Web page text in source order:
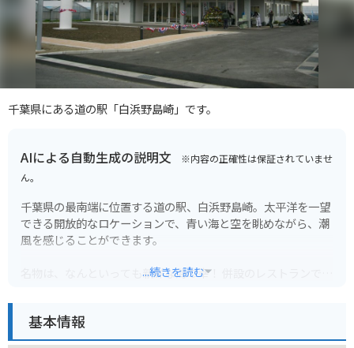
千葉県にある道の駅「白浜野島崎」です。
AIによる自動生成の説明文 ※内容の正確性は保証されていませ
ん。
千葉県の最南端に位置する道の駅、白浜野島崎。太平洋を一望
できる開放的なロケーションで、青い海と空を眺めながら、潮
風を感じることができます。
名物は、なんといっても新鮮な海の幸！ 併設のレストランで
周辺には、野島崎灯台や、遊歩道が整備された公園など、観光
...続きを読む
基本情報